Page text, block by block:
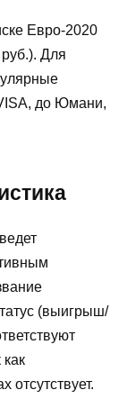
Евро-2020
Для
до Юмани,
(выигрыш/
как
отсутствует.